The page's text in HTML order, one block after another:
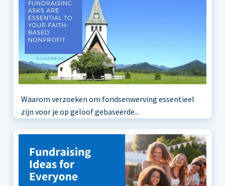
Waarom verzoeken om fondsenwerving essentieel
zijn voor je op geloof gebaseerde...